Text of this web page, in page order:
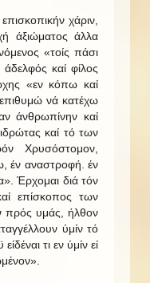
χάριν,
άξιώματος άλλα
«τοίς πάσι
καί φίλος
«εν κόπω καί
νά κατέχω
άνθρωπίνην καί
καί τό των
Χρυσόστομον,
έν αναστροφή. έν
Έρχομαι διά τόν
επίσκοπος των
πρός υμάς, ήλθον
ύμίν τό
τι εν ύμίν εί